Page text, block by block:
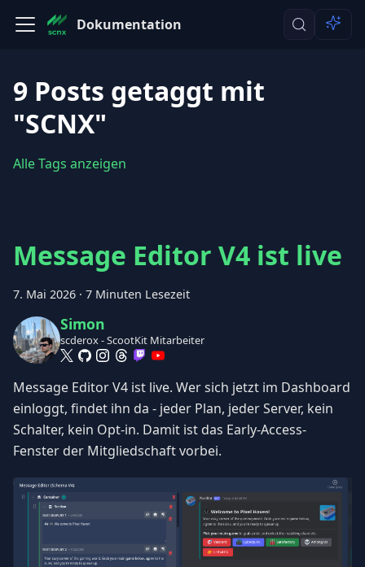
Dokumentation
9 Posts getaggt mit
"SCNX"
Alle Tags anzeigen
Message Editor V4 ist live
7. Mai 2026 · 7 Minuten Lesezeit
Simon
scderox - ScootKit Mitarbeiter
Message Editor V4 ist live. Wer sich jetzt im Dashboard
einloggt, findet ihn da - jeder Plan, jeder Server, kein
Schalter, kein Opt-in. Damit ist das Early-Access-
Fenster der Mitgliedschaft vorbei.